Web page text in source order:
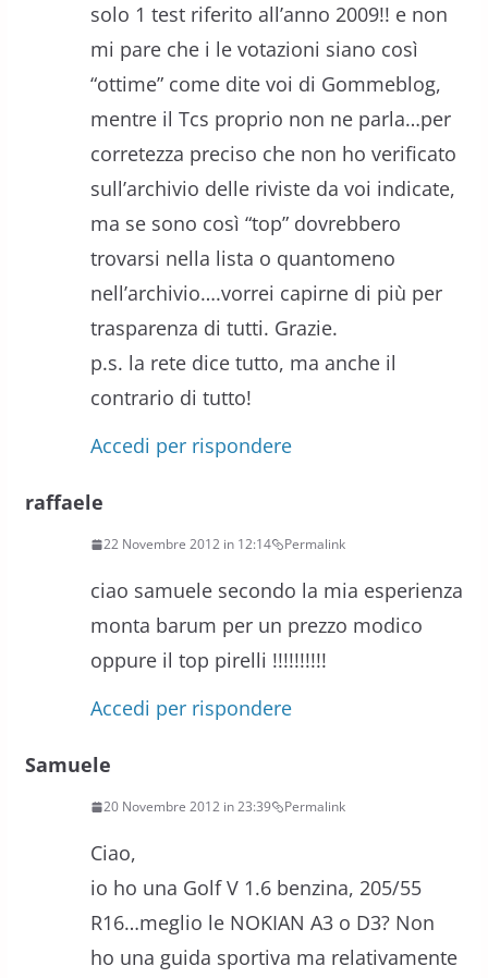
solo 1 test riferito all’anno 2009!! e non
mi pare che i le votazioni siano così
“ottime” come dite voi di Gommeblog,
mentre il Tcs proprio non ne parla…per
corretezza preciso che non ho verificato
sull’archivio delle riviste da voi indicate,
ma se sono così “top” dovrebbero
trovarsi nella lista o quantomeno
nell’archivio….vorrei capirne di più per
trasparenza di tutti. Grazie.
p.s. la rete dice tutto, ma anche il
contrario di tutto!
Accedi per rispondere
raffaele
22 Novembre 2012 in 12:14 Permalink
ciao samuele secondo la mia esperienza
monta barum per un prezzo modico
oppure il top pirelli !!!!!!!!!!
Accedi per rispondere
Samuele
20 Novembre 2012 in 23:39 Permalink
Ciao,
io ho una Golf V 1.6 benzina, 205/55
R16…meglio le NOKIAN A3 o D3? Non
ho una guida sportiva ma relativamente